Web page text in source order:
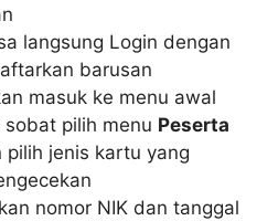
langsung Login dengan
barusan
masuk ke menu awal
pilih menu Peserta
jenis kartu yang
nomor NIK dan tanggal